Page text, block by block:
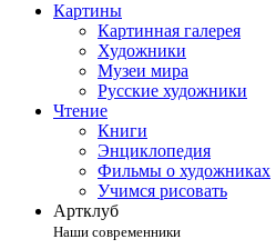
Картины
Картинная галерея
Художники
Музеи мира
Русские художники
Чтение
Книги
Энциклопедия
Фильмы о художниках
Учимся рисовать
Артклуб
Наши современники